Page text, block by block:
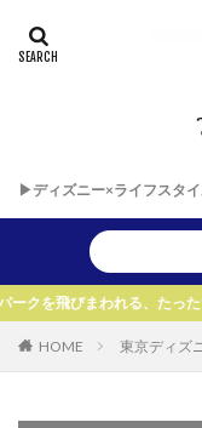
▶︎ディズニー×ライフスタ
、たった1つ理由！
HOME 東京ディズ